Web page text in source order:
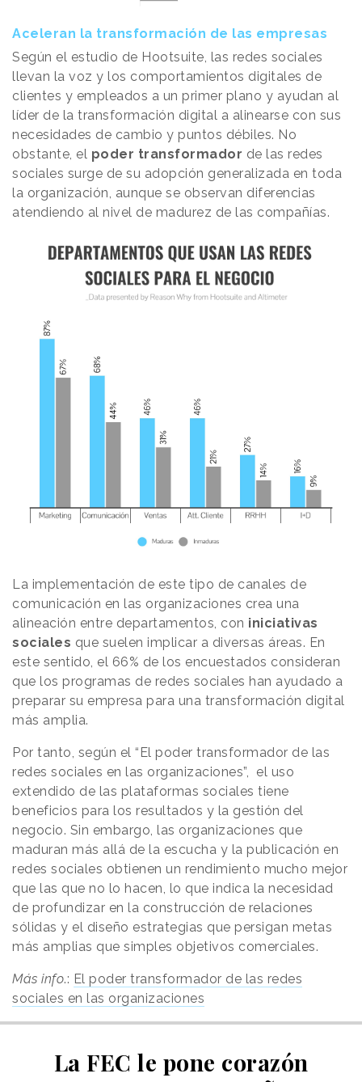
Aceleran la transformación de las empresas
Según el estudio de Hootsuite, las redes sociales
llevan la voz y los comportamientos digitales de
clientes y empleados a un primer plano y ayudan al
líder de la transformación digital a alinearse con sus
necesidades de cambio y puntos débiles. No
obstante, el poder transformador de las redes
sociales surge de su adopción generalizada en toda
la organización, aunque se observan diferencias
atendiendo al nivel de madurez de las compañías.
La implementación de este tipo de canales de
comunicación en las organizaciones crea una
alineación entre departamentos, con iniciativas
sociales que suelen implicar a diversas áreas. En
este sentido, el 66% de los encuestados consideran
que los programas de redes sociales han ayudado a
preparar su empresa para una transformación digital
más amplia.
Por tanto, según el “El poder transformador de las
redes sociales en las organizaciones”, el uso
extendido de las plataformas sociales tiene
beneficios para los resultados y la gestión del
negocio. Sin embargo, las organizaciones que
maduran más allá de la escucha y la publicación en
redes sociales obtienen un rendimiento mucho mejor
que las que no lo hacen, lo que indica la necesidad
de profundizar en la construcción de relaciones
sólidas y el diseño estrategias que persigan metas
más amplias que simples objetivos comerciales.
Más info.: El poder transformador de las redes
sociales en las organizaciones
La FEC le pone corazón